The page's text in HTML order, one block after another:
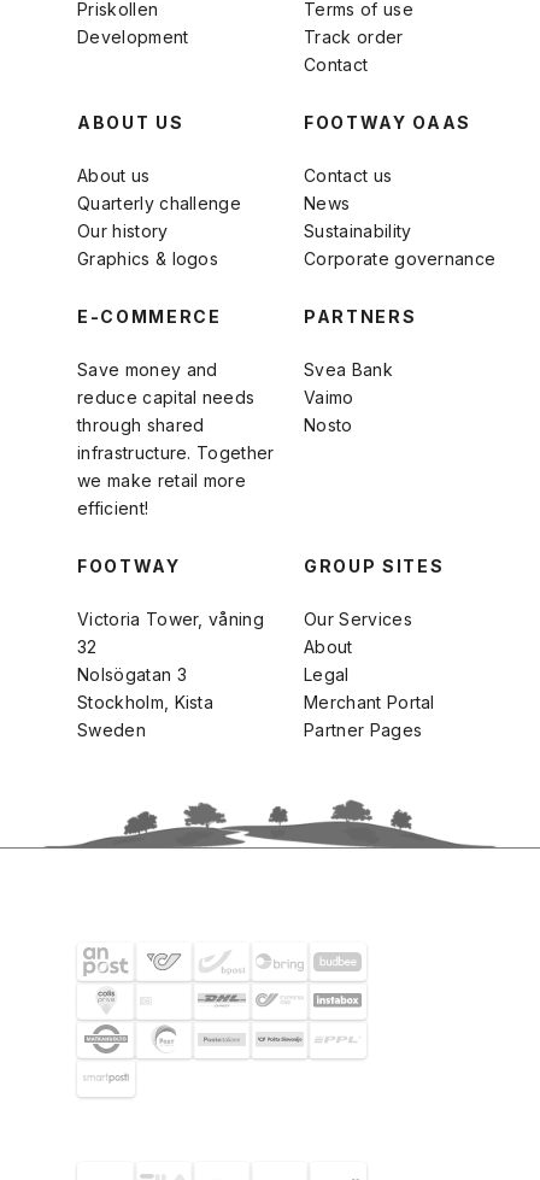
Priskollen
Development
Terms of use
Track order
Contact
ABOUT US
About us
Quarterly challenge
Our history
Graphics & logos
FOOTWAY OAAS
Contact us
News
Sustainability
Corporate governance
E-COMMERCE
Save money and
reduce capital needs
through shared
infrastructure. Together
we make retail more
efficient!
PARTNERS
Svea Bank
Vaimo
Nosto
FOOTWAY
Victoria Tower, våning
32
Nolsögatan 3
Stockholm, Kista
Sweden
GROUP SITES
Our Services
About
Legal
Merchant Portal
Partner Pages